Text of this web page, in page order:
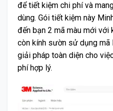
để tiết kiệm chi phí và
dùng. Gói tiết kiệm này
đến bạn 2 mã màu mới
còn kính sườn sử dụng
giải pháp toàn diện cho
phí hợp lý.